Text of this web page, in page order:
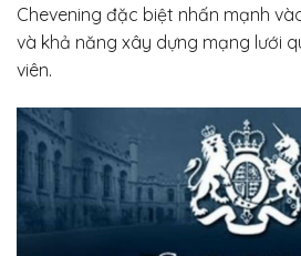
Chevening đặc biệt nhấn mạnh
và khả năng xây dựng mạng lưới
viên.